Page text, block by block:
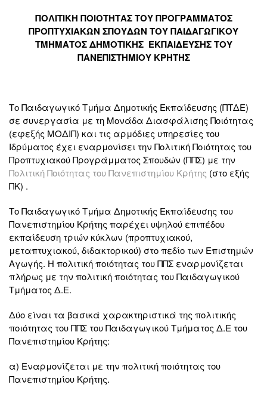
ΠΟΛΙΤΙΚΗ ΠΟΙΟΤΗΤΑΣ ΤΟΥ ΠΡΟΓΡΑΜΜΑΤΟΣ
ΠΡΟΠΤΥΧΙΑΚΩΝ ΣΠΟΥΔΩΝ ΤΟΥ ΠΑΙΔΑΓΩΓΙΚΟΥ
ΤΜΗΜΑΤΟΣ ΔΗΜΟΤΙΚΗΣ ΕΚΠΑΙΔΕΥΣΗΣ ΤΟΥ
ΠΑΝΕΠΙΣΤΗΜΙΟΥ ΚΡΗΤΗΣ
Το Παιδαγωγικό Τμήμα Δημοτικής Εκπαίδευσης (ΠΤΔΕ)
σε συνεργασία με τη Μονάδα Διασφάλισης Ποιότητας
(εφεξής ΜΟΔΙΠ) και τις αρμόδιες υπηρεσίες του
Ιδρύματος έχει εναρμονίσει την Πολιτική Ποιότητας του
Προπτυχιακού Προγράμματος Σπουδών (ΠΠΣ) με την
Πολιτική Ποιότητας τουΠανεπιστημίου Κρήτης (στο εξής
ΠΚ) .
Το Παιδαγωγικό Τμήμα Δημοτικής Εκπαίδευσης του
Πανεπιστημίου Κρήτης παρέχει υψηλού επιπέδου
εκπαίδευση τριών κύκλων (προπτυχιακού,
μεταπτυχιακού, διδακτορικού) στο πεδίο των Επιστημών
Αγωγής. H πολιτική ποιότητας του ΠΠΣ εναρμονίζεται
πλήρως με την πολιτική ποιότητας του Παιδαγωγικού
Τμήματος Δ.Ε.
Δύο είναι τα βασικά χαρακτηριστικά της πολιτικής
ποιότητας του ΠΠΣ του Παιδαγωγικού Τμήματος Δ.Ε του
Πανεπιστημίου Κρήτης:
α) Εναρμονίζεται με την πολιτική ποιότητας του
Πανεπιστημίου Κρήτης.